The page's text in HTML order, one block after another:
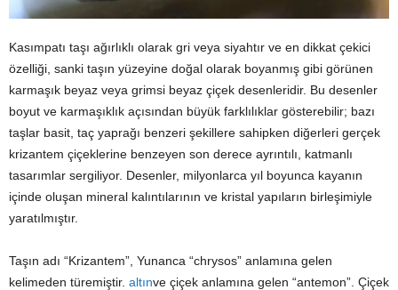
Kasımpatı taşı ağırlıklı olarak gri veya siyahtır ve en dikkat çekici
özelliği, sanki taşın yüzeyine doğal olarak boyanmış gibi görünen
karmaşık beyaz veya grimsi beyaz çiçek desenleridir. Bu desenler
boyut ve karmaşıklık açısından büyük farklılıklar gösterebilir; bazı
taşlar basit, taç yaprağı benzeri şekillere sahipken diğerleri gerçek
krizantem çiçeklerine benzeyen son derece ayrıntılı, katmanlı
tasarımlar sergiliyor. Desenler, milyonlarca yıl boyunca kayanın
içinde oluşan mineral kalıntılarının ve kristal yapıların birleşimiyle
yaratılmıştır.
Taşın adı “Krizantem”, Yunanca “chrysos” anlamına gelen
kelimeden türemiştir. altınve çiçek anlamına gelen “antemon”. Çiçek